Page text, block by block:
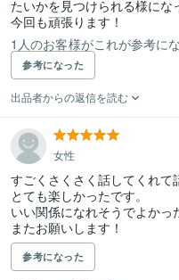
たいかを見つけられる様にな
今回も頑張ります！
1人のお客様がこれが参考に
参考になった
出品者からの返信を読む
女性
すごくさくさく話してくれて
とても楽しかったです。
いい関係になれそうでよかっ
またお願いします！
参考になった